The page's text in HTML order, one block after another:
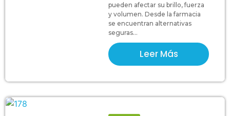
pueden afectar su brillo, fuerza
y volumen. Desde la farmacia
se encuentran alternativas
seguras...
Leer Más